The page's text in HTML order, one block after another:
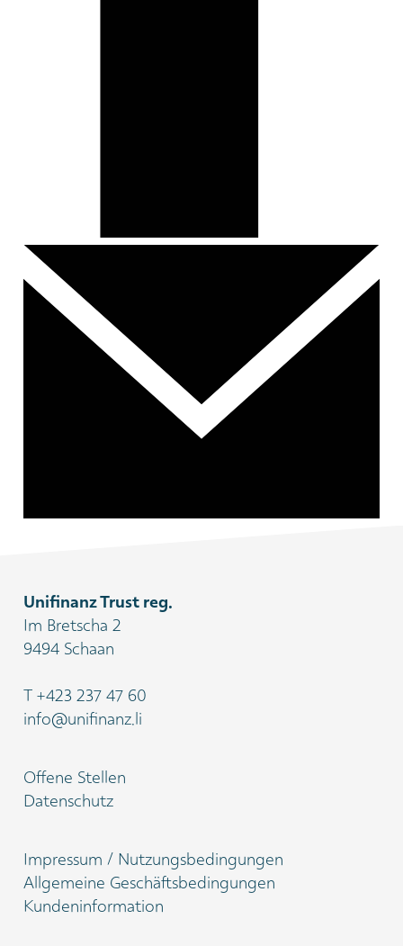
Unifinanz Trust reg.
Im Bretscha 2
9494 Schaan
T+423 237 47 60
info@unifinanz.li
Offene Stellen
Datenschutz
Impressum / Nutzungsbedingungen
Allgemeine Geschäftsbedingungen
Kundeninformation